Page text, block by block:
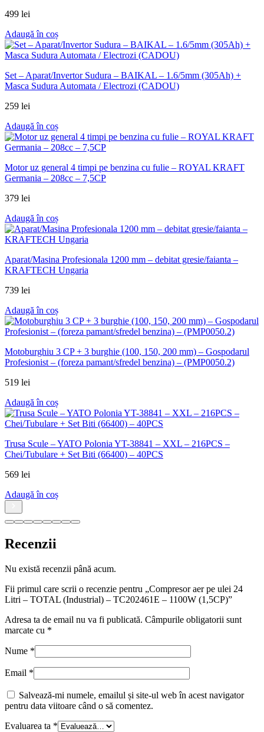
Recenzii
Nu există recenzii până acum.
Fii primul care scrii o recenzie pentru „Compresor aer pe ulei 24
Litri – TOTAL (Industrial) – TC202461E – 1100W (1,5CP)”
Adresa ta de email nu va fi publicată. Câmpurile obligatorii sunt
marcate cu *
Nume *
Email *
Salvează-mi numele, emailul și site-ul web în acest navigator
pentru data viitoare când o să comentez.
Evaluarea ta *